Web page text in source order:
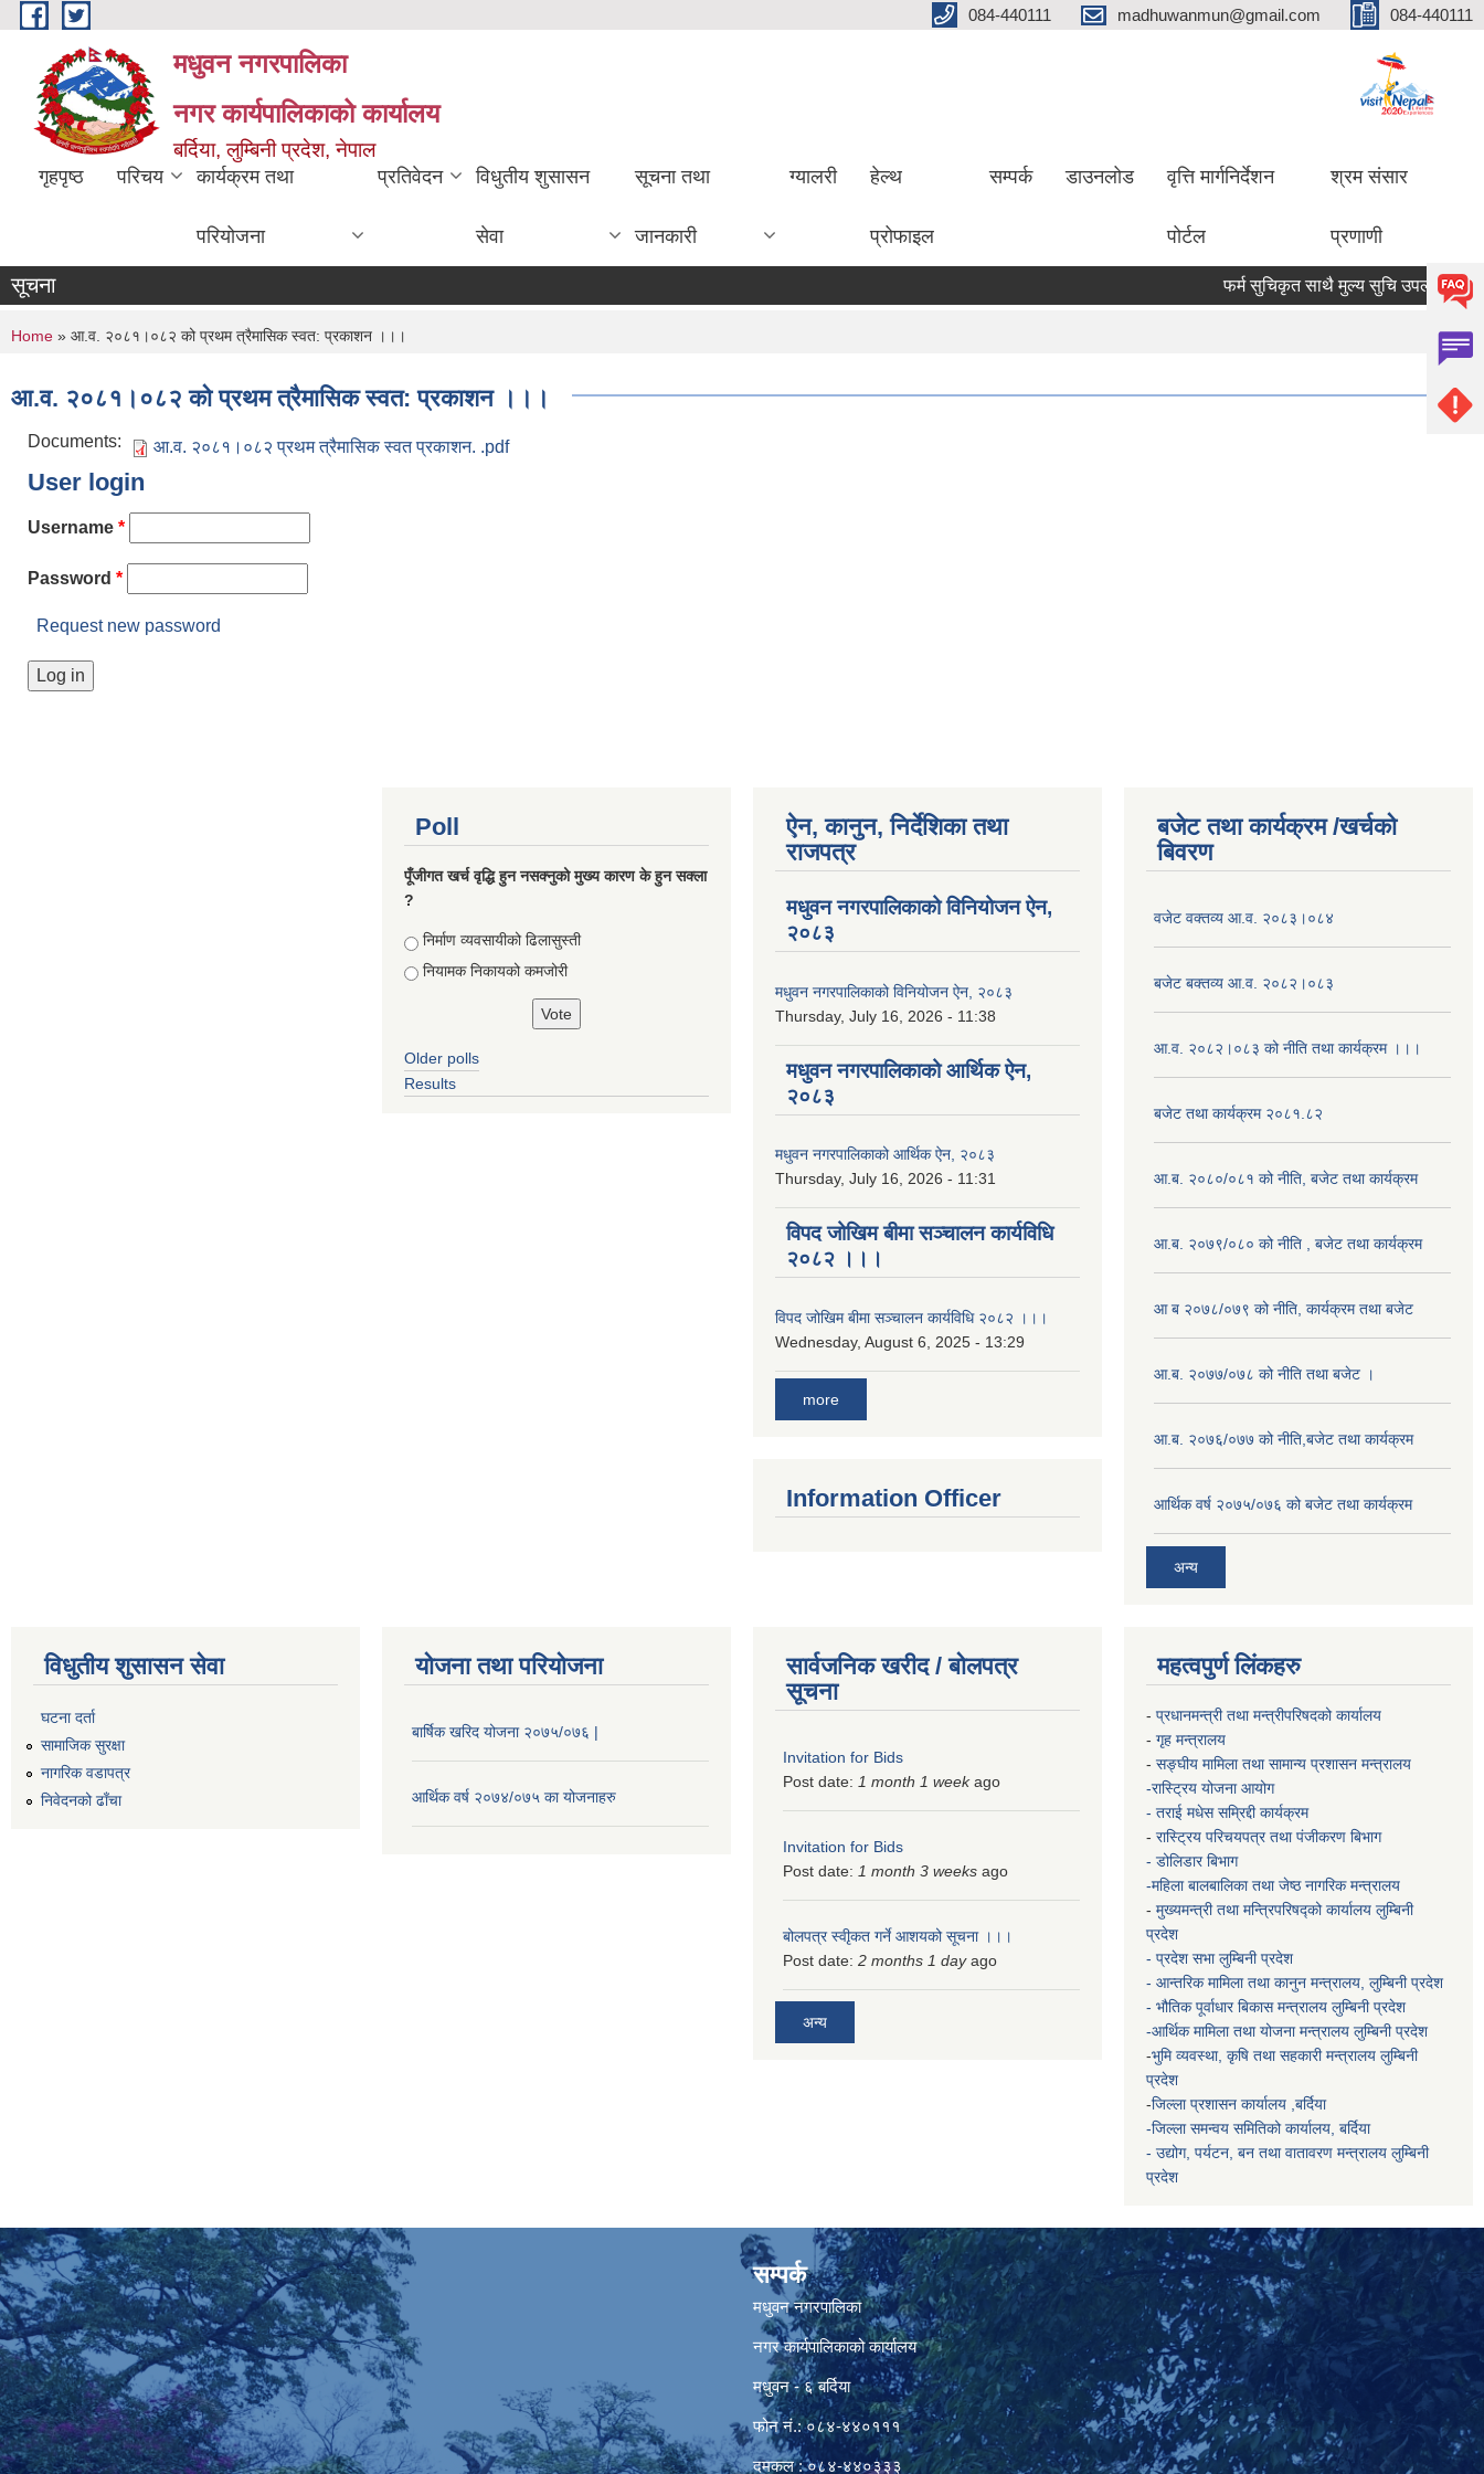
Skip to main content 084-440111 madhuwanmun@gmail.com 084-440111
मधुवन नगरपालिका
नगर कार्यपालिकाको कार्यालय
बर्दिया, लुम्बिनी प्रदेश, नेपाल
गृहपृष्ठ परिचय कार्यक्रम तथा
परियोजना
प्रतिवेदन विधुतीय शुसासन
सेवा
सूचना तथा
जानकारी
ग्यालरी हेल्थ
प्रोफाइल
सम्पर्क डाउनलोड वृत्ति मार्गनिर्देशन
पोर्टल
श्रम संसार
प्रणाणी
सूचना फर्म सुचिकृत साथै मुल्य सुचि उपलब्ध गराउने
You are here
Home » आ.व. २०८१।०८२ को प्रथम त्रैमासिक स्वत: प्रकाशन ।।।
आ.व. २०८१।०८२ को प्रथम त्रैमासिक स्वत: प्रकाशन ।।।
Documents: आ.व. २०८१।०८२ प्रथम त्रैमासिक स्वत प्रकाशन. .pdf
User login
Username *
Password *
Request new password
Poll
पूँजीगत खर्च वृद्धि हुन नसक्नुको मुख्य कारण के हुन सक्ला
?
Choices
निर्माण व्यवसायीको ढिलासुस्ती
नियामक निकायको कमजोरी
Older polls
Results
ऐन, कानुन, निर्देशिका तथा
राजपत्र
मधुवन नगरपालिकाको विनियोजन ऐन,
२०८३
मधुवन नगरपालिकाको विनियोजन ऐन, २०८३
Thursday, July 16, 2026 - 11:38
मधुवन नगरपालिकाको आर्थिक ऐन,
२०८३
मधुवन नगरपालिकाको आर्थिक ऐन, २०८३
Thursday, July 16, 2026 - 11:31
विपद जोखिम बीमा सञ्चालन कार्यविधि
२०८२ ।।।
विपद जोखिम बीमा सञ्चालन कार्यविधि २०८२ ।।।
Wednesday, August 6, 2025 - 13:29
more
Information Officer
बजेट तथा कार्यक्रम /खर्चको
बिवरण
वजेट वक्तव्य आ.व. २०८३।०८४
बजेट बक्तव्य आ.व. २०८२।०८३
आ.व. २०८२।०८३ को नीति तथा कार्यक्रम ।।।
बजेट तथा कार्यक्रम २०८१.८२
आ.ब. २०८०/०८१ को नीति, बजेट तथा कार्यक्रम
आ.ब. २०७९/०८० को नीति , बजेट तथा कार्यक्रम
आ ब २०७८/०७९ को नीति, कार्यक्रम तथा बजेट
आ.ब. २०७७/०७८ को नीति तथा बजेट ।
आ.ब. २०७६/०७७ को नीति,बजेट तथा कार्यक्रम
आर्थिक वर्ष २०७५/०७६ को बजेट तथा कार्यक्रम
अन्य
विधुतीय शुसासन सेवा
घटना दर्ता
सामाजिक सुरक्षा
नागरिक वडापत्र
निवेदनको ढाँचा
योजना तथा परियोजना
बार्षिक खरिद योजना २०७५/०७६ |
आर्थिक वर्ष २०७४/०७५ का योजनाहरु
सार्वजनिक खरीद / बोलपत्र
सूचना
Invitation for Bids
Post date: 1 month 1 weekago
Invitation for Bids
Post date: 1 month 3 weeks ago
बोलपत्र स्वीृकत गर्ने आशयको सूचना ।।।
Post date: 2 months 1 dayago
अन्य
महत्वपुर्ण लिंकहरु
- प्रधानमन्त्री तथा मन्त्रीपरिषदको कार्यालय
- गृह मन्त्रालय
- सङ्घीय मामिला तथा सामान्य प्रशासन मन्त्रालय
-रास्ट्रिय योजना आयोग
- तराई मधेस सम्रिद्दी कार्यक्रम
- रास्ट्रिय परिचयपत्र तथा पंजीकरण बिभाग
- डोलिडार बिभाग
-महिला बालबालिका तथा जेष्ठ नागरिक मन्त्रालय
- मुख्यमन्त्री तथा मन्त्रिपरिषद्को कार्यालय लुम्बिनी
प्रदेश
- प्रदेश सभा लुम्बिनी प्रदेश
- आन्तरिक मामिला तथा कानुन मन्त्रालय, लुम्बिनी प्रदेश
- भौतिक पूर्वाधार बिकास मन्त्रालय लुम्बिनी प्रदेश
-आर्थिक मामिला तथा योजना मन्त्रालय लुम्बिनी प्रदेश
-भुमि व्यवस्था, कृषि तथा सहकारी मन्त्रालय लुम्बिनी
प्रदेश
-जिल्ला प्रशासन कार्यालय ,बर्दिया
-जिल्ला समन्वय समितिको कार्यालय, बर्दिया
- उद्योग, पर्यटन, बन तथा वातावरण मन्त्रालय लुम्बिनी
प्रदेश
सम्पर्क
मधुवन नगरपालिका
नगर कार्यपालिकाको कार्यालय
मधुवन - ६ बर्दिया
फोन नं.: ०८४-४४०१११
दमकल : ०८४-४४०३३३